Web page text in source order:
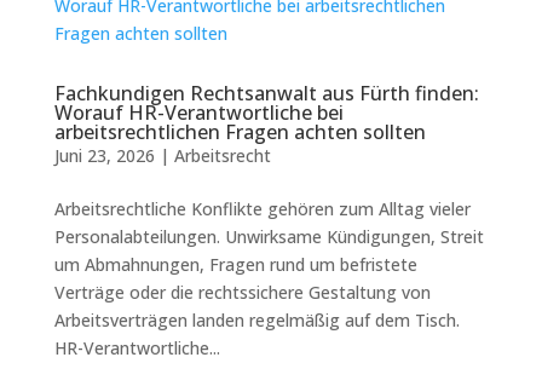
Fachkundigen Rechtsanwalt aus Fürth finden:
Worauf HR-Verantwortliche bei
arbeitsrechtlichen Fragen achten sollten
Juni 23, 2026 | Arbeitsrecht
Arbeitsrechtliche Konflikte gehören zum Alltag vieler
Personalabteilungen. Unwirksame Kündigungen, Streit
um Abmahnungen, Fragen rund um befristete
Verträge oder die rechtssichere Gestaltung von
Arbeitsverträgen landen regelmäßig auf dem Tisch.
HR-Verantwortliche...